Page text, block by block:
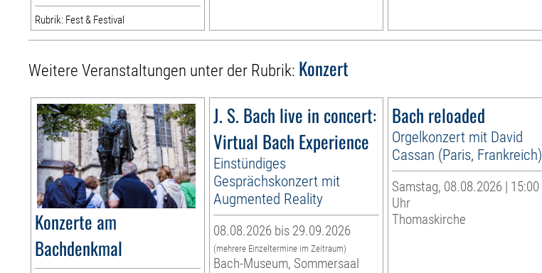
Rubrik: Fest & Festival
Weitere Veranstaltungen unter der Rubrik: Konzert
Konzerte am
Bachdenkmal
J. S. Bach live in concert:
Virtual Bach Experience
Einstündiges
Gesprächskonzert mit
Augmented Reality
08.08.2026 bis 29.09.2026
(mehrere Einzeltermine im Zeitraum)
Bach-Museum, Sommersaal
Bach reloaded
Orgelkonzert mit David
Cassan (Paris, Frankreich)
Samstag, 08.08.2026 | 15:00
Uhr
Thomaskirche